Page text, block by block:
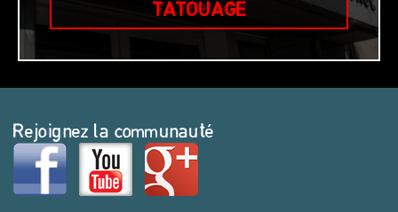
TATOUAGE
Rejoignez la communauté